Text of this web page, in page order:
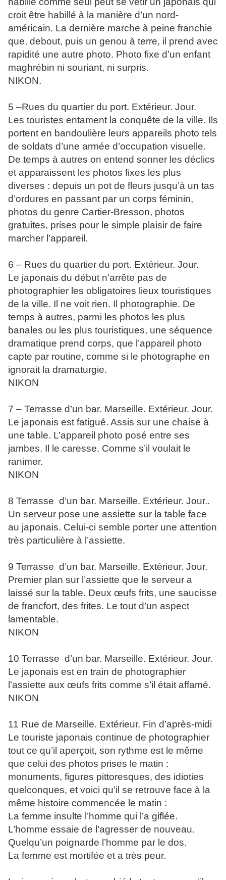
croit être habillé à la manière d’un nord-
américain. La dernière marche à peine franchie
que, debout, puis un genou à terre, il prend avec
rapidité une autre photo. Photo fixe d’un enfant
maghrébin ni souriant, ni surpris.
NIKON.
5 –Rues du quartier du port. Extérieur. Jour.
Les touristes entament la conquête de la ville. Ils
portent en bandoulière leurs appareils photo tels
de soldats d’une armée d’occupation visuelle.
De temps à autres on entend sonner les déclics
et apparaissent les photos fixes les plus
diverses : depuis un pot de fleurs jusqu’à un tas
d’ordures en passant par un corps féminin,
photos du genre Cartier-Bresson, photos
gratuites, prises pour le simple plaisir de faire
marcher l’appareil.
6 – Rues du quartier du port. Extérieur. Jour.
Le japonais du début n’arrête pas de
photographier les obligatoires lieux touristiques
de la ville. Il ne voit rien. Il photographie. De
temps à autres, parmi les photos les plus
banales ou les plus touristiques, une séquence
dramatique prend corps, que l’appareil photo
capte par routine, comme si le photographe en
ignorait la dramaturgie.
NIKON
7 – Terrasse d’un bar. Marseille. Extérieur. Jour.
Le japonais est fatigué. Assis sur une chaise à
une table. L’appareil photo posé entre ses
jambes. Il le caresse. Comme s’il voulait le
ranimer.
NIKON
8 Terrasse d’un bar. Marseille. Extérieur. Jour..
Un serveur pose une assiette sur la table face
au japonais. Celui-ci semble porter une attention
très particulière à l’assiette.
9 Terrasse d’un bar. Marseille. Extérieur. Jour.
Premier plan sur l’assiette que le serveur a
laissé sur la table. Deux œufs frits, une saucisse
de francfort, des frites. Le tout d’un aspect
lamentable.
NIKON
10 Terrasse d’un bar. Marseille. Extérieur. Jour.
Le japonais est en train de photographier
l’assiette aux œufs frits comme s’il était affamé.
NIKON
11 Rue de Marseille. Extérieur. Fin d’après-midi
Le touriste japonais continue de photographier
tout ce qu’il aperçoit, son rythme est le même
que celui des photos prises le matin :
monuments, figures pittoresques, des idioties
quelconques, et voici qu’il se retrouve face à la
même histoire commencée le matin :
La femme insulte l’homme qui l’a giflée.
L’homme essaie de l’agresser de nouveau.
Quelqu’un poignarde l’homme par le dos.
La femme est mortifée et a très peur.